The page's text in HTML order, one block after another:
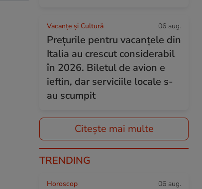
Vacanțe și Cultură 06 aug.
Prețurile pentru vacanțele din
Italia au crescut considerabil
în 2026. Biletul de avion e
ieftin, dar serviciile locale s-
au scumpit
Citește mai multe
TRENDING
Horoscop 06 aug.